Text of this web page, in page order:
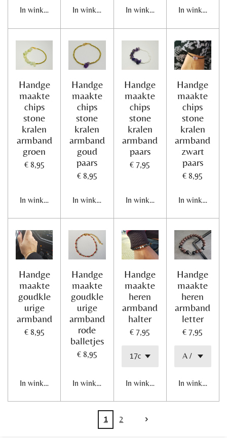
In winkelwagen In winkelwagen In winkelwagen In
Handge
maakte
chips
stone
kralen
armband
groen
€ 8,95
In winkelwagen
Handge
maakte
chips
stone
kralen
armband
goud
paars
€ 8,95
In winkelwagen
Handge
maakte
chips
stone
kralen
armband
paars
€ 7,95
In winkelwagen
Handge
maakte
chips
stone
kralen
armband
zwart
paars
€ 8,95
In
Handge
maakte
goudkle
urige
armband
€ 8,95
In winkelwagen
Handge
maakte
goudkle
urige
armband
rode
balletjes
€ 8,95
In winkelwagen
Handge
maakte
heren
armband
halter
€ 7,95
In winkelwagen
Handge
maakte
heren
armband
letter
€ 7,95
In
1 2